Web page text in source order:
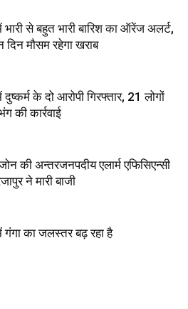
भारी से बहुत भारी बारिश का ऑरेंज अलर्ट,
मौसम रहेगा खराब
दुष्कर्म के दो आरोपी गिरफ्तार, 21 लोगों
की कार्रवाई
की अन्तरजनपदीय एलार्म एफिसिएन्सी
ने मारी बाजी
गंगा का जलस्तर बढ़ रहा है